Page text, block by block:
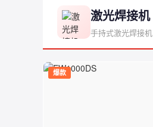
手持式 / 风冷 / 水
激光焊接机
手持式激光焊接机
爆款